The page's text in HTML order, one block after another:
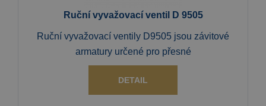
Ruční vyvažovací ventil D 9505
Ruční vyvažovací ventily D9505 jsou závitové
armatury určené pro přesné
DETAIL